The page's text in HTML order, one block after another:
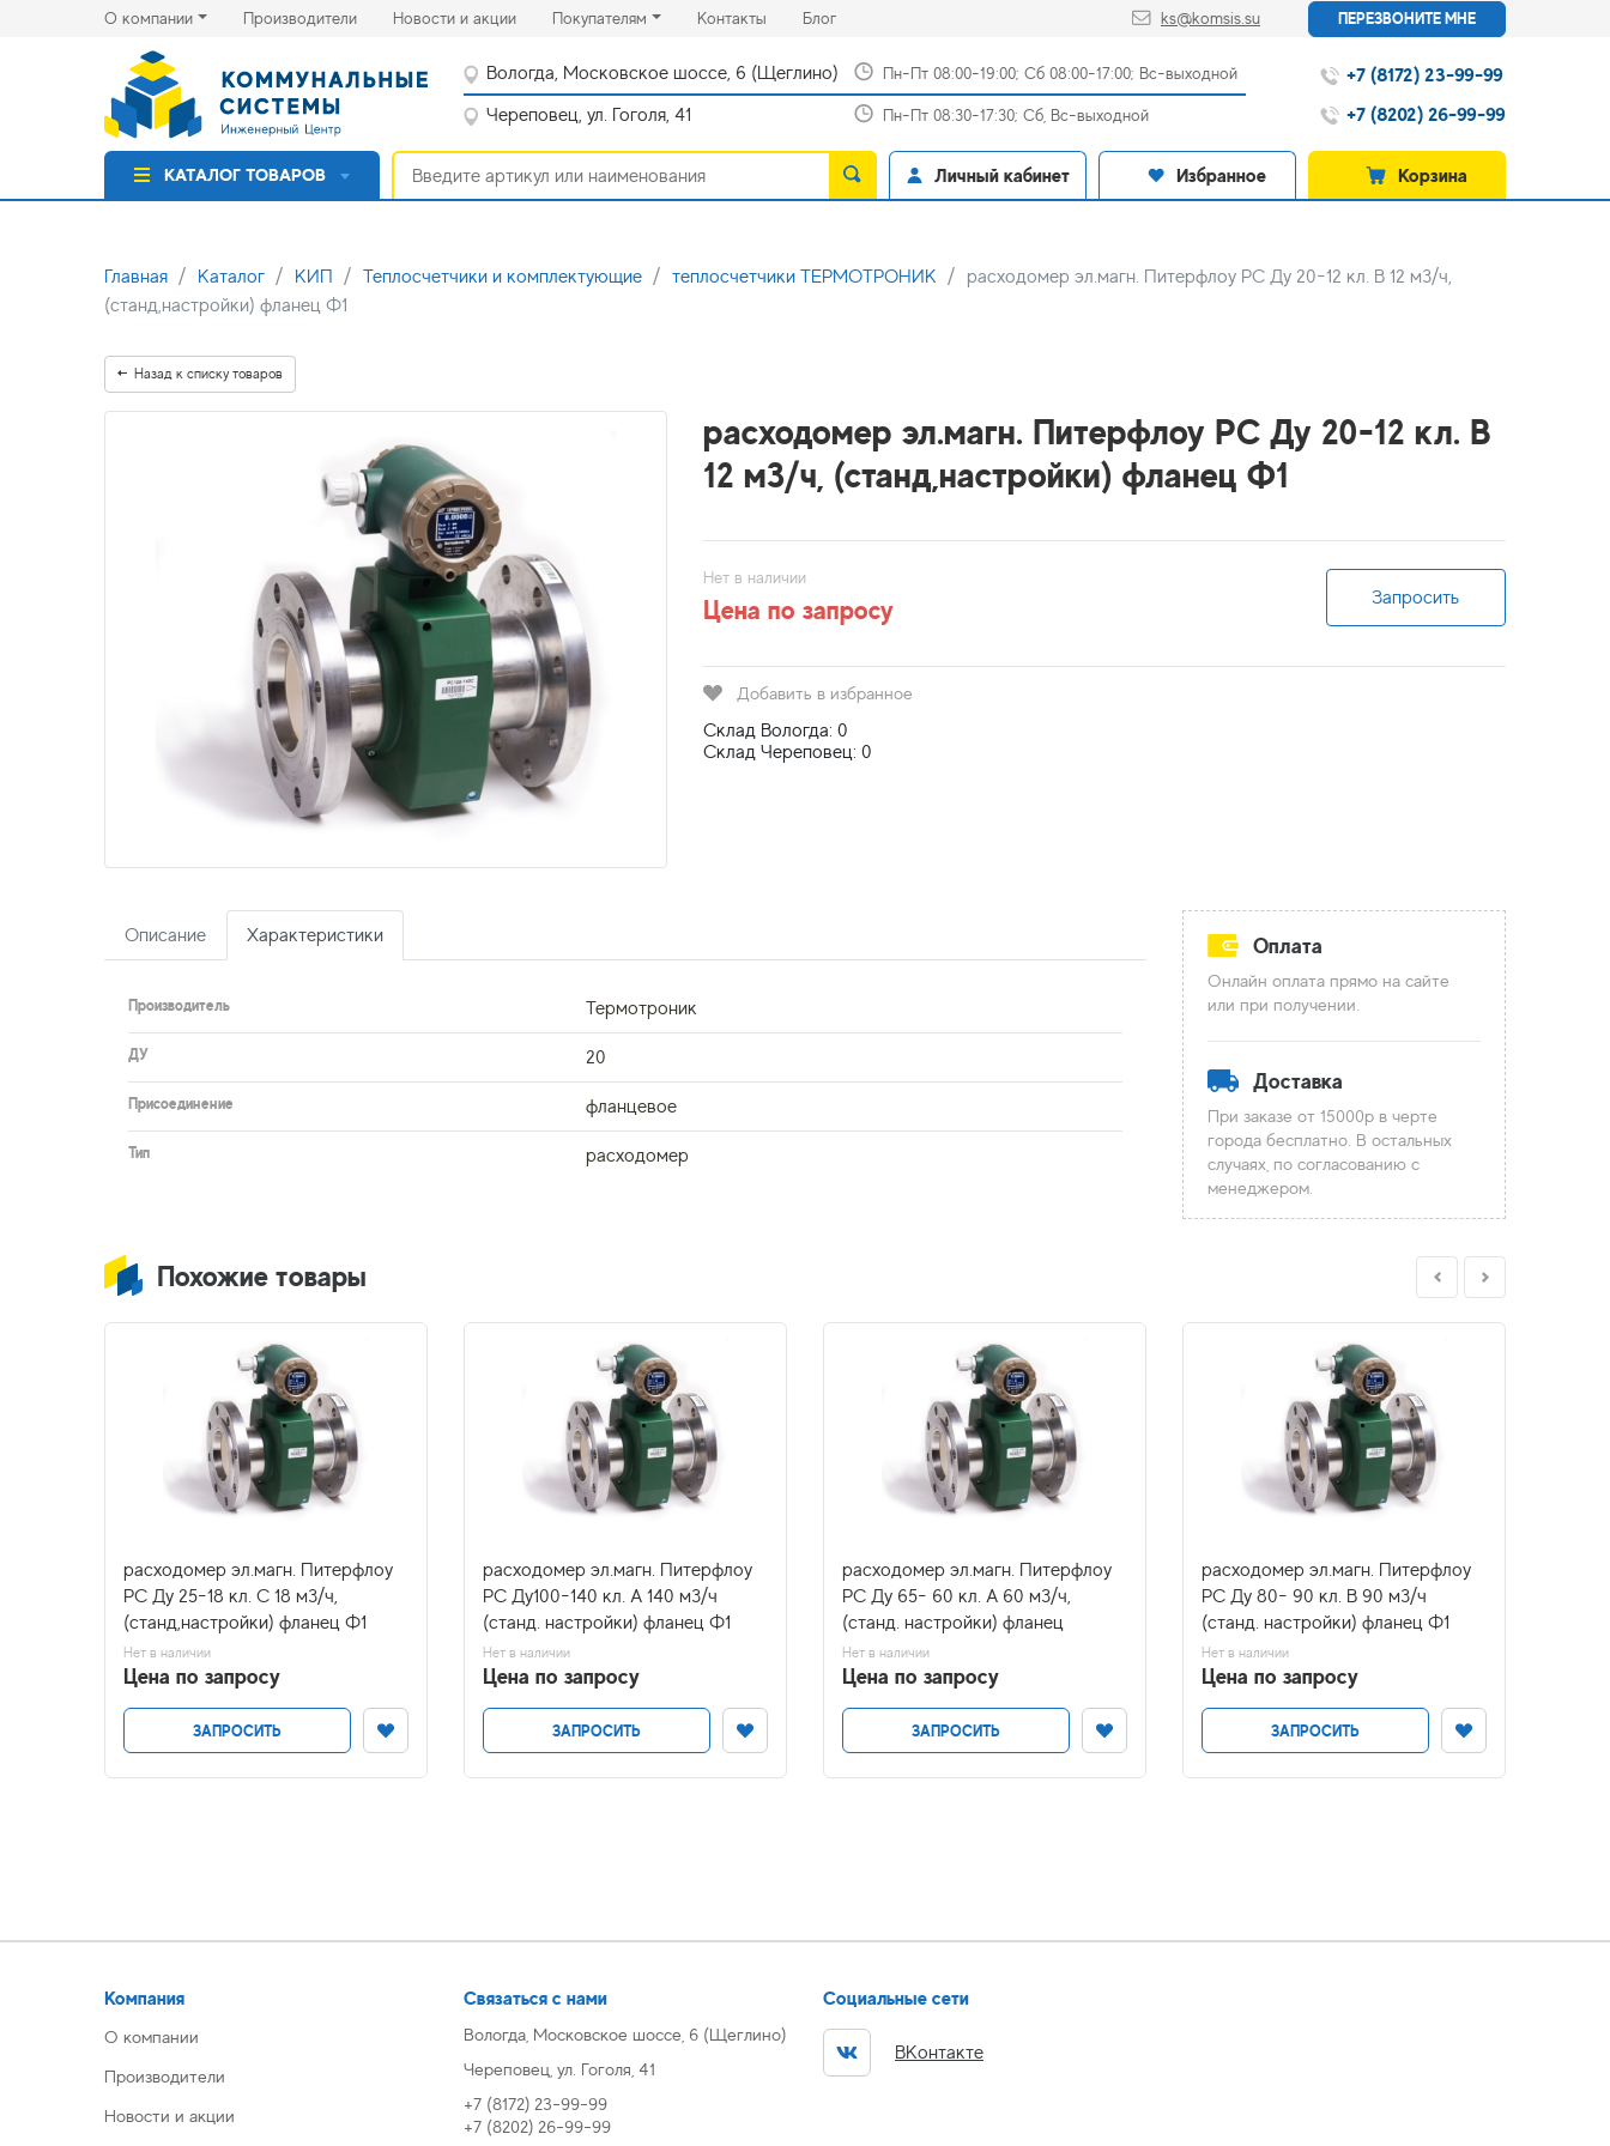
О компании Производители(current)Новости и акции(current)Покупателям Контакты(current)
Блог(current) ks@komsis.su ПЕРЕЗВОНИТЕ МНЕ
Вологда, Московское шоссе, 6 (Щеглино) Пн-Пт 08:00-19:00; Сб 08:00-17:00; Вс-выходной
Череповец, ул. Гоголя, 41 Пн-Пт 08:30-17:30; Сб, Вс-выходной
+7 (8172) 23-99-99
+7 (8202) 26-99-99
КАТАЛОГ ТОВАРОВ Личный кабинет Избранное Корзина
Главная Каталог КИП Теплосчетчики и комплектующие теплосчетчики ТЕРМОТРОНИК
расходомер эл.магн. Питерфлоу РС Ду 20-12 кл. B 12 м3/ч,
(станд,настройки) фланец Ф1
Назад к списку товаров
расходомер эл.магн. Питерфлоу РС Ду 20-12 кл. B
12 м3/ч, (станд,настройки) фланец Ф1
Нет в наличии
Цена по запросу Запросить
Добавить в избранное
Склад Вологда: 0
Склад Череповец: 0
Описание Характеристики
Производитель Термотроник
ДУ 20
Присоединение фланцевое
Тип расходомер
Оплата
Онлайн оплата прямо на сайте
или при получении.
Доставка
При заказе от 15000р в черте
города бесплатно. В остальных
случаях, по согласованию с
менеджером.
Похожие товары
расходомер эл.магн. Питерфлоу
РС Ду 25-18 кл. С 18 м3/ч,
(станд,настройки) фланец Ф1
Нет в наличии
Цена по запросу
ЗАПРОСИТЬ
расходомер эл.магн. Питерфлоу
РС Ду100-140 кл. А 140 м3/ч
(станд. настройки) фланец Ф1
Нет в наличии
Цена по запросу
ЗАПРОСИТЬ
расходомер эл.магн. Питерфлоу
РС Ду 65- 60 кл. А 60 м3/ч,
(станд. настройки) фланец
Нет в наличии
Цена по запросу
ЗАПРОСИТЬ
расходомер эл.магн. Питерфлоу
РС Ду 80- 90 кл. В 90 м3/ч
(станд. настройки) фланец Ф1
Нет в наличии
Цена по запросу
ЗАПРОСИТЬ
Компания
О компании
Производители
Новости и акции
Связаться с нами
Вологда, Московское шоссе, 6 (Щеглино)
Череповец, ул. Гоголя, 41
+7 (8172) 23-99-99
+7 (8202) 26-99-99
Социальные сети
ВКонтакте